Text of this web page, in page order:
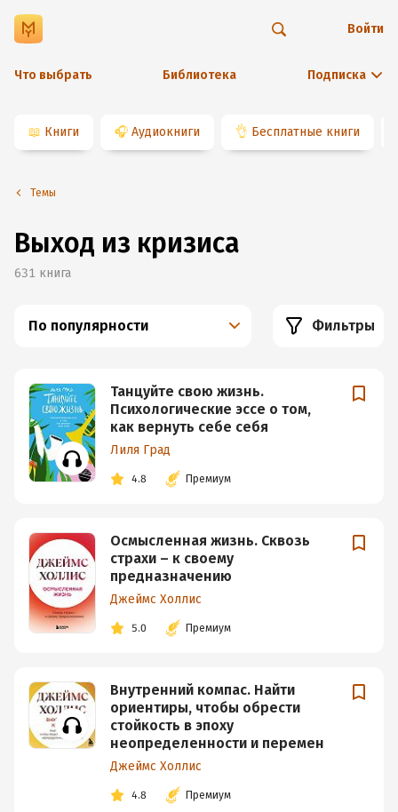
Что выбрать Библиотека Подписка
Войти
📖 Книги 🎧 Аудиокниги 👌 Бесплатные книги
Темы
Выход из кризиса
631 книга
По популярности Фильтры
Танцуйте свою жизнь.
Психологические эссе о том,
как вернуть себе себя
Лиля Град
4.8 Премиум
Осмысленная жизнь. Сквозь
страхи – к своему
предназначению
Джеймс Холлис
5.0 Премиум
Внутренний компас. Найти
ориентиры, чтобы обрести
стойкость в эпоху
неопределенности и перемен
Джеймс Холлис
4.8 Премиум